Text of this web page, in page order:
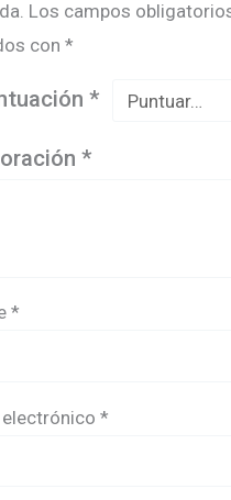
Los campos
con*
*
*
*
electrónico*